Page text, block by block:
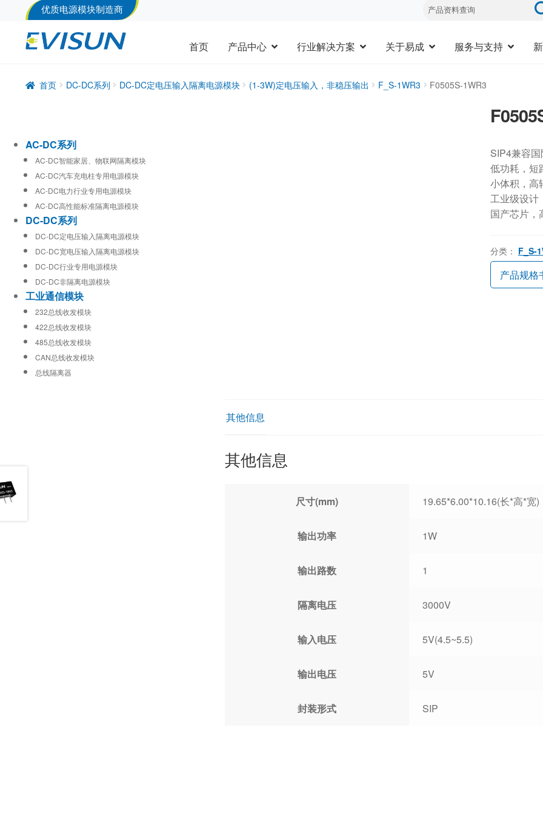
优质电源模块制造商
首页 产品中心 行业解决方案 关于易成 服务与支持
首页 DC-DC系列 DC-DC定电压输入隔离电源模块 (1-3W)定电压输入，非稳压输出 F_S-1WR3 F0505S-1WR3
SIP4兼容
低功耗，短
小体积，高
工业级设计
国产芯片，
分类： F_S-
产品规格
其他信息
其他信息
尺寸(mm) 19.65*6.00*10.16(长*高*宽)
输出功率 1W
输出路数 1
隔离电压 3000V
输入电压 5V(4.5~5.5)
输出电压 5V
封装形式 SIP
AC-DC系列
AC-DC智能家居、物联网隔离模块
AC-DC汽车充电柱专用电源模块
AC-DC电力行业专用电源模块
AC-DC高性能标准隔离电源模块
DC-DC系列
DC-DC定电压输入隔离电源模块
DC-DC宽电压输入隔离电源模块
DC-DC行业专用电源模块
DC-DC非隔离电源模块
工业通信模块
232总线收发模块
422总线收发模块
485总线收发模块
CAN总线收发模块
总线隔离器